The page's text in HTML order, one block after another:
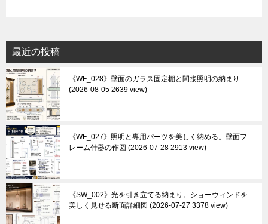
最近の投稿
《WF_028》壁面のガラス固定棚と間接照明の納まり
2026-08-05 2639 view
《WF_027》照明と専用パーツを美しく納める。壁面フ
レーム什器の作図
2026-07-28 2913 view
《SW_002》光を引き立てる納まり。ショーウィンドを
美しく見せる断面詳細図
2026-07-27 3378 view